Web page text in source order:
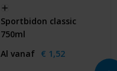
Sportbidon classic
750ml
Al vanaf € 1,52